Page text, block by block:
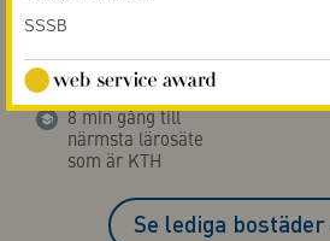
tunnelbanestation
Tekniska högskolan
8 min gång till
närmsta lärosäte
som är KTH
Se lediga bostäder
SSSB